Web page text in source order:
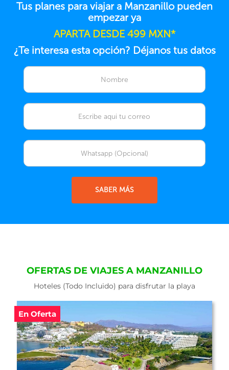
Tus planes para viajar a Manzanillo pueden
empezar ya
APARTA DESDE 499 MXN*
¿Te interesa esta opción? Déjanos tus datos
SABER MÁS
OFERTAS DE VIAJES A MANZANILLO
Hoteles (Todo Incluido) para disfrutar la playa
En Oferta